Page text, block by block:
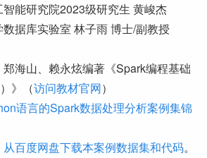
能研究院2023级研究生 黄峻杰
据库实验室 林子雨 博士/副教授
海山、赖永炫编著《Spark编程基础
》（访问教材官网）
语言的Spark数据处理分析案例集锦
从百度网盘下载本案例数据集和代码。